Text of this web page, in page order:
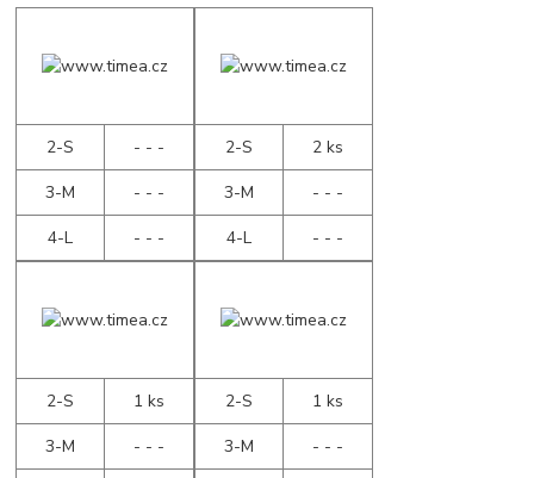
2-S
- - -
3-M
- - -
4-L
- - -
2-S
2 ks
3-M
- - -
4-L
- - -
2-S
1 ks
3-M
- - -
2-S
1 ks
3-M
- - -